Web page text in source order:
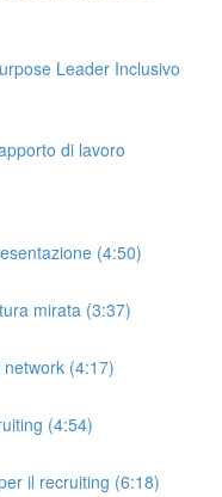
Leader Inclusivo
di lavoro
(4:50)
mirata (3:37)
(4:17)
(4:54)
il recruiting (6:18)